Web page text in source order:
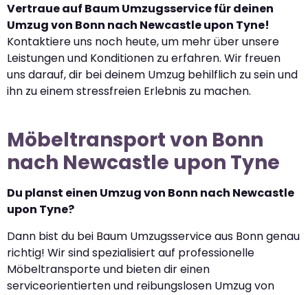
Vertraue auf Baum Umzugsservice für deinen
Umzug von Bonn nach Newcastle upon Tyne!
Kontaktiere uns noch heute, um mehr über unsere
Leistungen und Konditionen zu erfahren. Wir freuen
uns darauf, dir bei deinem Umzug behilflich zu sein und
ihn zu einem stressfreien Erlebnis zu machen.
Möbeltransport von Bonn
nach Newcastle upon Tyne
Du planst einen Umzug von Bonn nach Newcastle
upon Tyne?
Dann bist du bei Baum Umzugsservice aus Bonn genau
richtig! Wir sind spezialisiert auf professionelle
Möbeltransporte und bieten dir einen
serviceorientierten und reibungslosen Umzug von